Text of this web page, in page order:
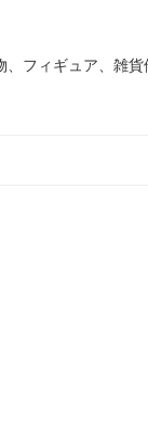
フィギュア、雑貨